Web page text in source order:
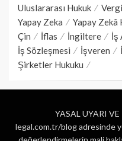
Uluslararası Hukuk
Vergi
Yapay Zeka
Yapay Zekâ
Çin
İflas İngiltere İş
İş Sözleşmesi
İşveren
Şirketler Hukuku
YASAL UYARI
legal.com.tr/blog adresinde